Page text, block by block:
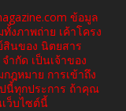
ข้อมูล
งภาพถ่าย เค้าโครง
นของ นิตยสาร
ำกัด เป็นเจ้าของ
ฎหมาย การเข้าถึง
นี้ทุกประการ ถ้าคุณ
ว็บไซต์นี้